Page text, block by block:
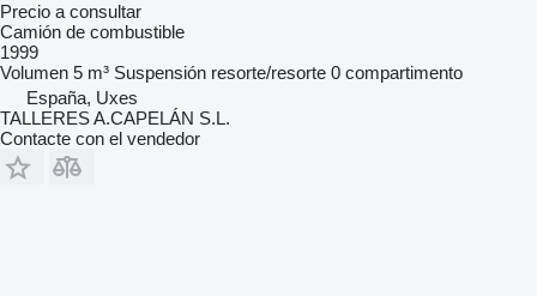
Precio a consultar
Camión de combustible
1999
Volumen 5 m³ Suspensión resorte/resorte 0 compartimento
España, Uxes
TALLERES A.CAPELÁN S.L.
Contacte con el vendedor